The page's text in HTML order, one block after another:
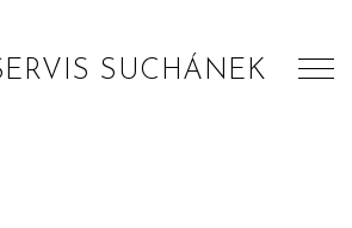
SUCHÁNEK